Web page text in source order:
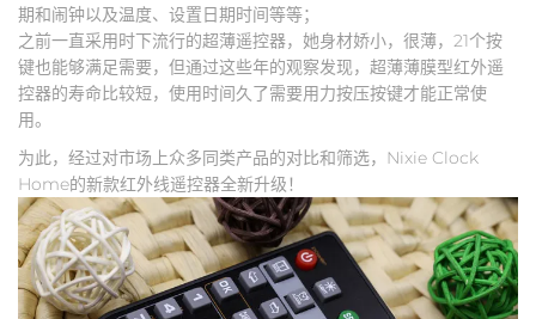
期和闹钟以及温度、设置日期时间等等；
之前一直采用时下流行的超薄遥控器，她身材娇小，很薄，21个按
键也能够满足需要，但通过这些年的观察发现，超薄薄膜型红外遥
控器的寿命比较短，使用时间久了需要用力按压按键才能正常使
用。
为此，经过对市场上众多同类产品的对比和筛选，Nixie Clock
Home的新款红外线遥控器全新升级！